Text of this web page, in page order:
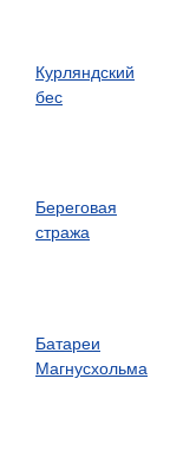
Курляндский
бес
Береговая
стража
Батареи
Магнусхольма